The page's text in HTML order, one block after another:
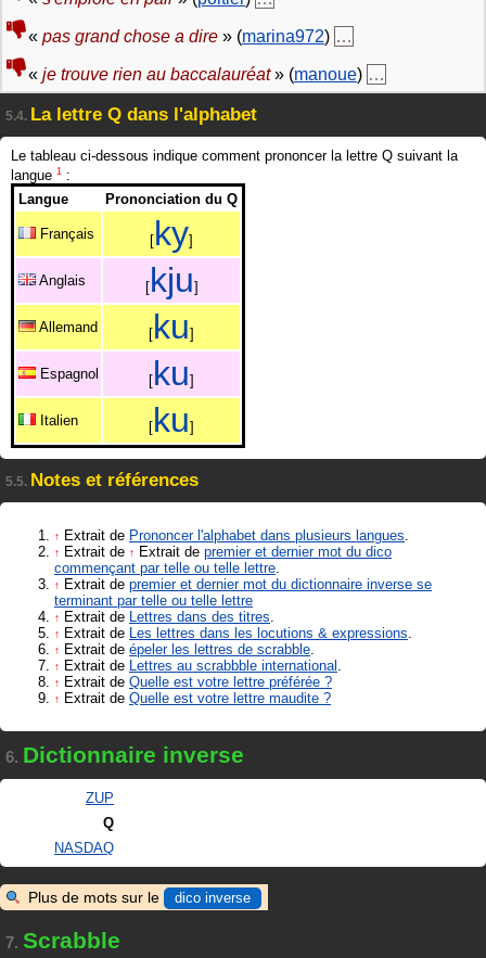
« pas grand chose a dire » (marina972) …
« je trouve rien au baccalauréat» (manoue) …
5.4. La lettre Q dans l'alphabet
Le tableau ci-dessous indique comment prononcer la lettre Q suivant la
langue 1
:
Langue
Prononciation du Q
Français [ky]
Anglais [kju]
Allemand [ku]
Espagnol [ku]
Italien [ku]
5.5. Notes et références
↑ Extrait de Prononcer l'alphabet dans plusieurs langues
↑ Extrait de ↑ Extrait de premier et dernier mot du dico
commençant par telle ou telle lettre
↑ Extrait de premier et dernier mot du dictionnaire inverse se
terminant par telle ou telle lettre
↑ Extrait de Lettres dans des titres
↑ Extrait de Les lettres dans les locutions & expressions
↑ Extrait de épeler les lettres de scrabble
↑ Extrait de Lettres au scrabbble international
↑ Extrait de Quelle est votre lettre préférée ?
↑ Extrait de Quelle est votre lettre maudite ?
6. Dictionnaire inverse
ZUP
Q
NASDAQ
Plus de mots sur le dico inverse
7. Scrabble